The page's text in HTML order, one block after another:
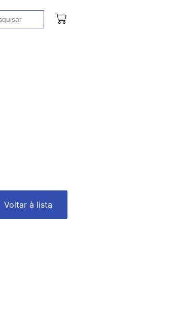
Voltar à lista